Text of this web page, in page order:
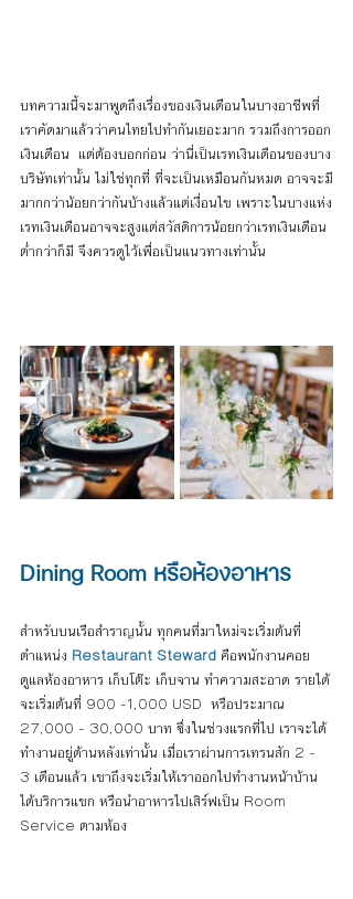
บทความนี้จะมาพูดถึงเรื่องของเงินเดือนในบางอาชีพที่
เราคัดมาแล้วว่าคนไทยไปทำกันเยอะมาก รวมถึงการออก
เงินเดือน  แต่ต้องบอกก่อน ว่านี่เป็นเรทเงินเดือนของบาง
บริษัทเท่านั้น ไม่ใช่ทุกที่ ที่จะเป็นเหมือนกันหมด อาจจะมี
มากกว่าน้อยกว่ากันบ้างแล้วแต่เงื่อนไข เพราะในบางแห่ง
เรทเงินเดือนอาจจะสูงแต่สวัสดิการน้อยกว่าเรทเงินเดือน
ต่ำกว่าก็มี จึงควรดูไว้เพื่อเป็นแนวทางเท่านั้น
Dining Room หรือห้องอาหาร
สำหรับบนเรือสำราญนั้น ทุกคนที่มาใหม่จะเริ่มต้นที่
ตำแหน่ง Restaurant Steward คือพนักงานคอย
ดูแลห้องอาหาร เก็บโต๊ะ เก็บจาน ทำความสะอาด รายได้
จะเริ่มต้นที่ 900 -1,000 USD หรือประมาณ
27,000 - 30,000 บาท ซึ่งในช่วงแรกที่ไป เราจะได้
ทำงานอยู่ด้านหลังเท่านั้น เมื่อเราผ่านการเทรนสัก 2 -
3 เดือนแล้ว เขาถึงจะเริ่มให้เราออกไปทำงานหน้าบ้าน
ได้บริการแขก หรือนำอาหารไปเสิร์ฟเป็น Room
Service ตามห้อง